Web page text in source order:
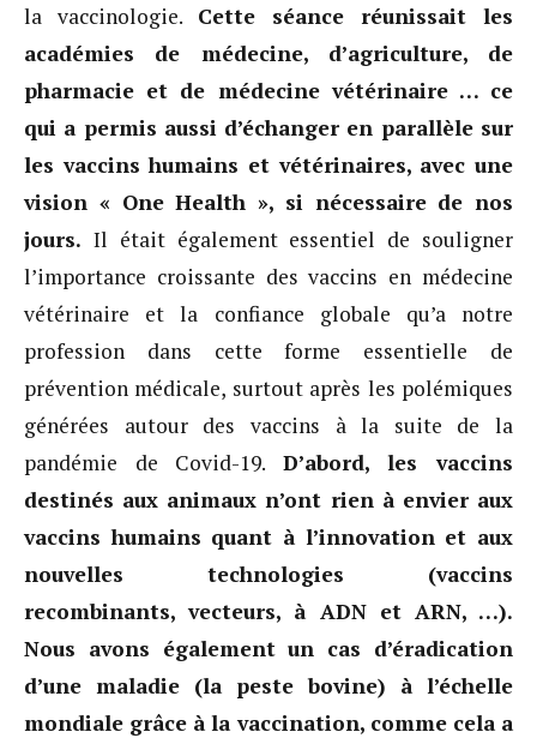
la vaccinologie. Cette séance réunissait les
académies de médecine, d’agriculture, de
pharmacie et de médecine vétérinaire … ce
qui a permis aussi d’échanger en parallèle sur
les vaccins humains et vétérinaires, avec une
vision « One Health », si nécessaire de nos
jours. Il était également essentiel de souligner
l’importance croissante des vaccins en médecine
vétérinaire et la confiance globale qu’a notre
profession dans cette forme essentielle de
prévention médicale, surtout après les polémiques
générées autour des vaccins à la suite de la
pandémie de Covid-19. D’abord, les vaccins
destinés aux animaux n’ont rien à envier aux
vaccins humains quant à l’innovation et aux
nouvelles technologies (vaccins
recombinants, vecteurs, à ADN et ARN, …).
Nous avons également un cas d’éradication
d’une maladie (la peste bovine) à l’échelle
mondiale grâce à la vaccination, comme cela a